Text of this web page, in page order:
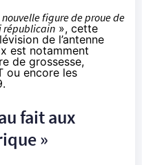
nouvelle figure de proue de
républicain », cette
de l’antenne
est notamment
de grossesse,
ou encore les
fait aux
»